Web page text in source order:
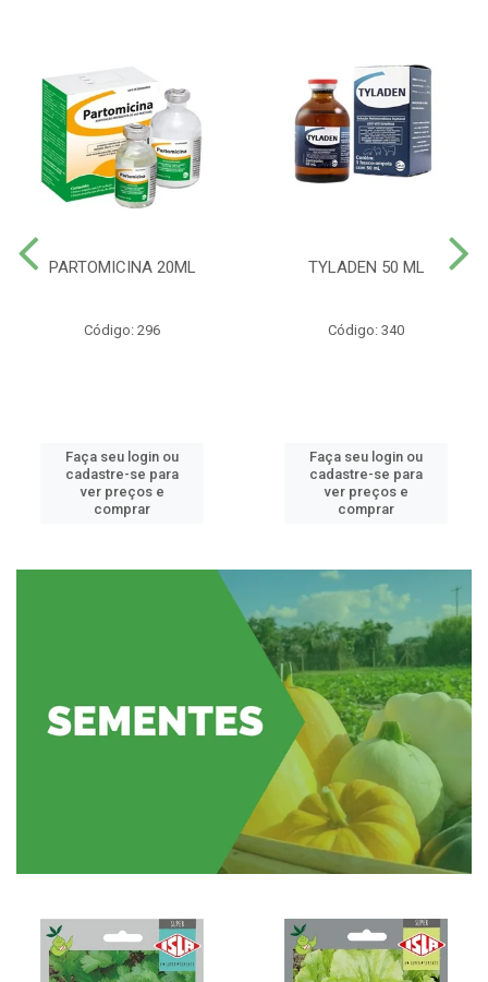
PARTOMICINA 20ML
Código: 296
Faça seu login ou
cadastre-se para
ver preços e
comprar
TYLADEN 50 ML
Código: 340
Faça seu login ou
cadastre-se para
ver preços e
comprar